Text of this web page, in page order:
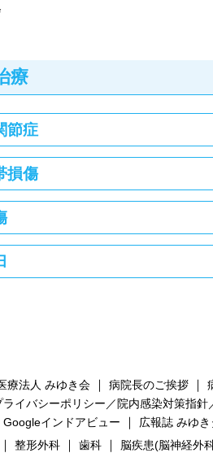
療
節症
損傷
療法人 みゆき会 病院長のご挨拶
ライバシーポリシー／院内感染対策指針
Googleインドアビュー 広報誌 みゆ
整形外科 歯科 脳疾患(脳神経外